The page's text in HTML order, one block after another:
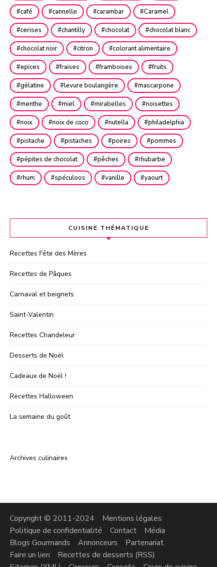
café cannelle carambar Caramel
cerises chantilly chocolat chocolat blanc
chocolat noir citron colorant alimentaire
epices fraises framboises fruits
gélatine levure boulangère mascarpone
menthe miel mirabelles noisettes
noix noix de coco nutella philadelphia
pistache pistaches poires pommes
pépites de chocolat pêches rhubarbe
rhum spéculoos vanille yaourt
CUISINE THÉMATIQUE
Recettes Fête des Mères
Recettes de Pâques
Carnaval et beignets
Saint-Valentin
Recettes Chandeleur
Desserts de Noël
Cadeaux de Noël !
Recettes Halloween
La semaine du goût
Archives culinaires
Copyright © 2011-2024
Mentions légales
Politique de confidentialité
Contact
Média
Blogs Gourmands
Annonceurs
Partenariat
Faire un lien
Recettes de desserts (RSS)